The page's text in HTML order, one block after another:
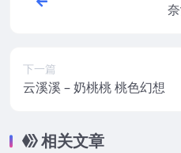
下一篇
云溪溪 – 奶桃桃 桃色幻想
相关文章